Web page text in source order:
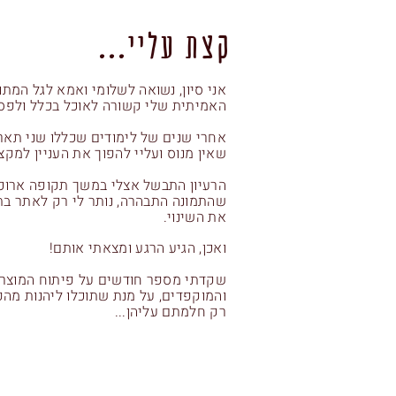
קצת עליי...
אני סיון, נשואה לשלומי ואמא לגל
האמיתית שלי קשורה לאוכל בכלל
אחרי שנים של לימודים שכללו שני
שאין מנוס ועליי להפוך את העניין
הרעיון התבשל אצלי במשך תקופה
שהתמונה התבהרה, נותר לי רק לאתר
את השינוי.
ואכן, הגיע הרגע ומצאתי אותם!
שקדתי מספר חודשים על פיתוח
והמוקפדים, על מנת שתוכלו ליהנות
רק חלמתם עליהן...